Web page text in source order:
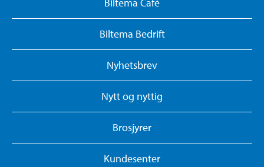
Biltema Bedrift
Nyhetsbrev
Nytt og nyttig
Brosjyrer
Kundesenter